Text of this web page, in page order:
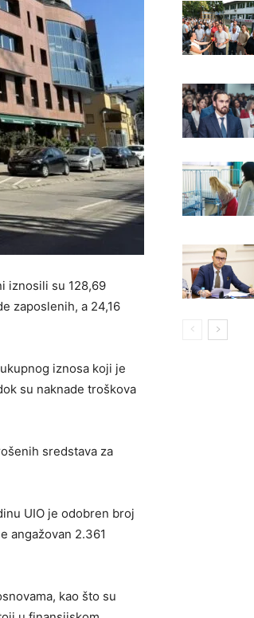
iznosili su 128,69
zaposlenih, a 24,16
iznosa koji je
su naknade troškova
sredstava za
UIO je odobren broj
angažovan 2.361
kao što su